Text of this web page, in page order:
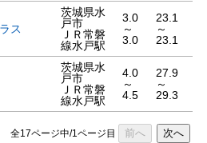
ス
茨城県水
戸市
ＪＲ常磐
線水戸駅
3.0
～
3.0
23.1
～
23.1
茨城県水
戸市
ＪＲ常磐
線水戸駅
4.0
～
4.5
27.9
～
29.3
全17ページ中/1ページ目 前へ 次へ